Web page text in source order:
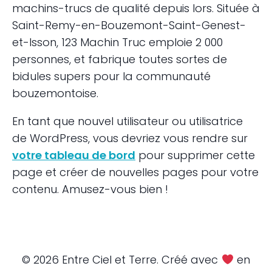
machins-trucs de qualité depuis lors. Située à
Saint-Remy-en-Bouzemont-Saint-Genest-
et-Isson, 123 Machin Truc emploie 2 000
personnes, et fabrique toutes sortes de
bidules supers pour la communauté
bouzemontoise.
En tant que nouvel utilisateur ou utilisatrice
de WordPress, vous devriez vous rendre sur
votre tableau de bord pour supprimer cette
page et créer de nouvelles pages pour votre
contenu. Amusez-vous bien !
© 2026 Entre Ciel et Terre. Créé avec en